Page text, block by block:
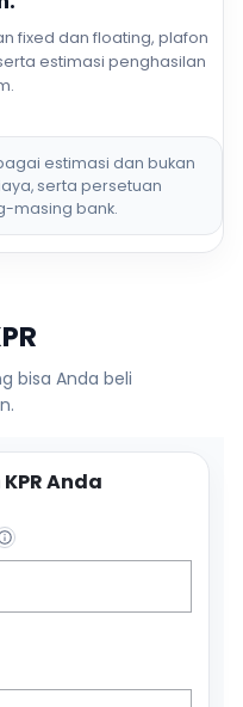
fixed dan floating, plafon
estimasi penghasilan
estimasi dan bukan
serta persetuan
masing bank.
bisa Anda beli
Anda